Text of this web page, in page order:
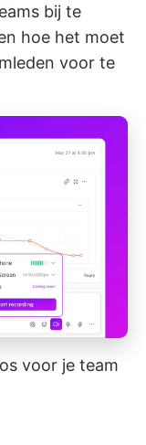
bij te
hoe het moet
voor te
voor je team